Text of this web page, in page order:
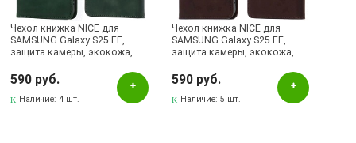
Чехол книжка NICE для
SAMSUNG Galaxy S25 FE,
защита камеры, экокожа,
590 руб.
Наличие:4 шт.
Чехол книжка NICE для
SAMSUNG Galaxy S25 FE,
защита камеры, экокожа,
590 руб.
Наличие:5 шт.